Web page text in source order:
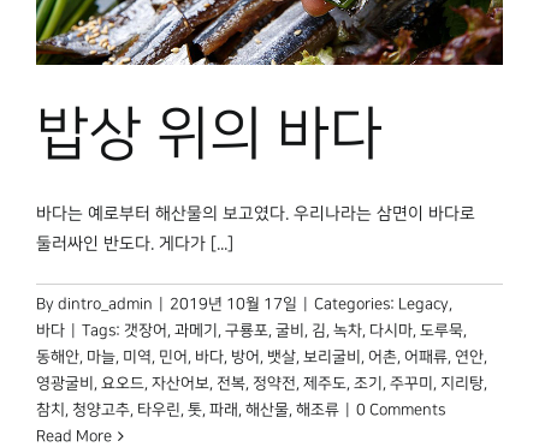
민속 인사이드
원문보기 PDF
박물관 홈페이지
밥상 위의 바다
바다는 예로부터 해산물의 보고였다. 우리나라는 삼면이 바다로
둘러싸인 반도다. 게다가 [...]
By dintro_admin 2019년 10월 17일 Categories: Legacy,
바다
Tags: 갯장어 , 과메기 , 구룡포, 굴비 , 김, 녹차, 다시마, 도루묵,
동해안, 마늘, 미역, 민어 , 바다, 방어 , 뱃살, 보리굴비 , 어촌, 어패류, 연안,
영광굴비 , 요오드, 자산어보, 전복, 정약전, 제주도, 조기 , 주꾸미 , 지리탕,
참치 , 청양고추, 타우린, 톳, 파래 , 해산물, 해조류
0 Comments
Read More